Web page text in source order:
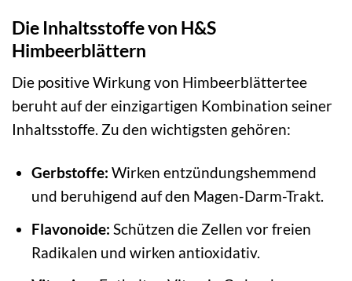
Die Inhaltsstoffe von H&S
Himbeerblättern
Die positive Wirkung von Himbeerblättertee
beruht auf der einzigartigen Kombination seiner
Inhaltsstoffe. Zu den wichtigsten gehören:
Gerbstoffe: Wirken entzündungshemmend
und beruhigend auf den Magen-Darm-Trakt.
Flavonoide: Schützen die Zellen vor freien
Radikalen und wirken antioxidativ.